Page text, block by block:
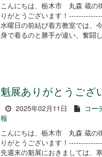
こんにちは、栃木市 丸森 蔵の
りがとうございます！
水曜日の前結び着方教室では、
身で着るのと勝手が違い、奮闘
魁展ありがとうござ
2025年02月11日 コー
報
こんにちは、栃木市 丸森 蔵の
りがとうございます！
先週末の魁展におきましては、